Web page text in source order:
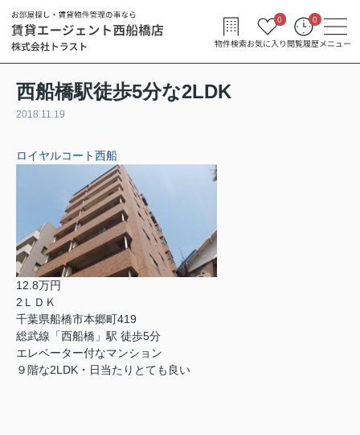
物件検索お気に入り
0
閲覧履歴
0
メニュー
西船橋駅徒歩5分な2LDK
2018.11.19
ロイヤルコート西船
12.8万円
2ＬＤＫ
千葉県船橋市本郷町419
総武線「西船橋」駅 徒歩5分
エレベーター付なマンション
９階な2LDK・日当たりとても良い